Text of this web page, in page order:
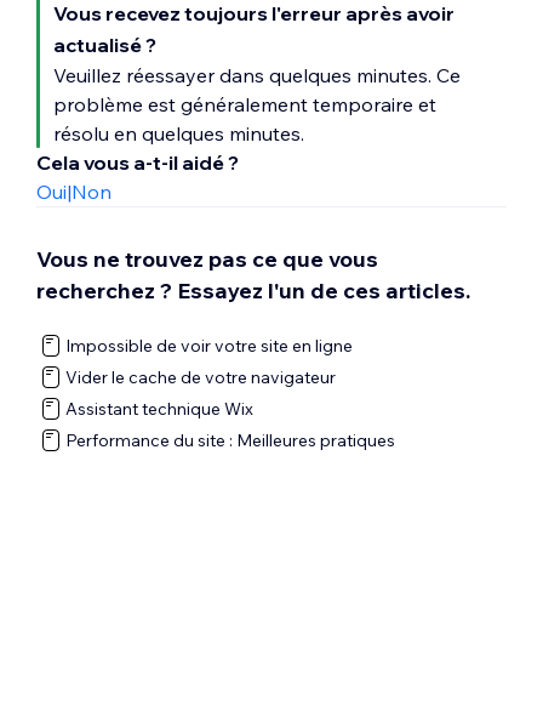
Vous recevez toujours l'erreur après avoir
actualisé ?
Veuillez réessayer dans quelques minutes. Ce
problème est généralement temporaire et
résolu en quelques minutes.
Cela vous a-t-il aidé ?
Oui|Non
Vous ne trouvez pas ce que vous
recherchez ? Essayez l'un de ces articles.
Impossible de voir votre site en ligne
Vider le cache de votre navigateur
Assistant technique Wix
Performance du site : Meilleures pratiques